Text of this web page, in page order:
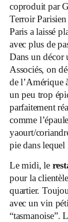
coproduit par
Terroir
Paris a laissé
avec plus de
Dans un
Associés, on
de l’Amérique
un peu trop
parfaitement
comme
yaourt/
pie dans
Le midi, le
pour la
quartier.
avec un vin
“tasmanoise”.